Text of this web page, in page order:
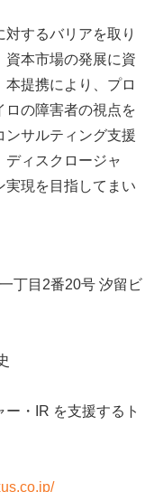
するバリアを取り
資本市場の発展に資
提携により、プロ
ロの障害者の視点を
ンサルティング支援
ディスクロージャ
実現を目指してまい
丁目2番20号 汐留ビ
・IR を支援するト